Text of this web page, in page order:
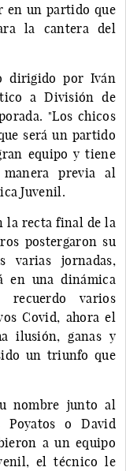
en un partido que
la cantera del
dirigido por Iván
a División de
"Los chicos
será un partido
equipo y tiene
previa al
Juvenil.
la recta final de la
postergaron su
varias jornadas,
en una dinámica
recuerdo varios
Covid, ahora el
ilusión, ganas y
un triunfo que
nombre junto al
Poyatos o David
a un equipo
el técnico le